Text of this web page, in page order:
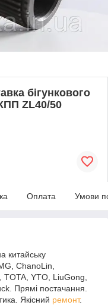
бігункового
ZL40/50
Оплата Умови
китайську
ChanoLin,
YTO, LiuGong,
Прямі постачання.
Якісний ремонт.